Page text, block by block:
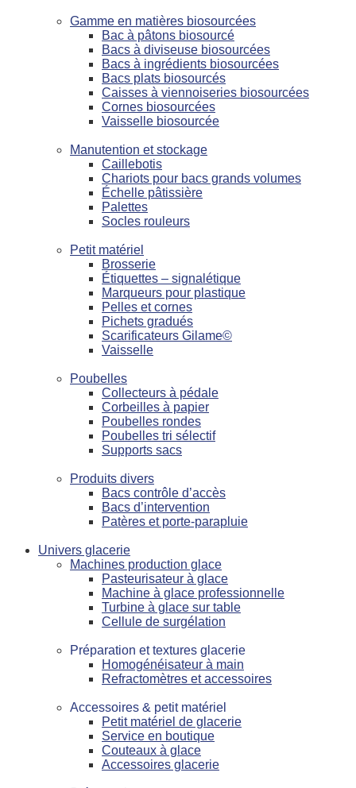
Gamme en matières biosourcées
Bac à pâtons biosourcé
Bacs à diviseuse biosourcées
Bacs à ingrédients biosourcées
Bacs plats biosourcés
Caisses à viennoiseries biosourcées
Cornes biosourcées
Vaisselle biosourcée
Manutention et stockage
Caillebotis
Chariots pour bacs grands volumes
Échelle pâtissière
Palettes
Socles rouleurs
Petit matériel
Brosserie
Étiquettes – signalétique
Marqueurs pour plastique
Pelles et cornes
Pichets gradués
Scarificateurs Gilame©
Vaisselle
Poubelles
Collecteurs à pédale
Corbeilles à papier
Poubelles rondes
Poubelles tri sélectif
Supports sacs
Produits divers
Bacs contrôle d’accès
Bacs d’intervention
Patères et porte-parapluie
Univers glacerie
Machines production glace
Pasteurisateur à glace
Machine à glace professionnelle
Turbine à glace sur table
Cellule de surgélation
Préparation et textures glacerie
Homogénéisateur à main
Refractomètres et accessoires
Accessoires & petit matériel
Petit matériel de glacerie
Service en boutique
Couteaux à glace
Accessoires glacerie